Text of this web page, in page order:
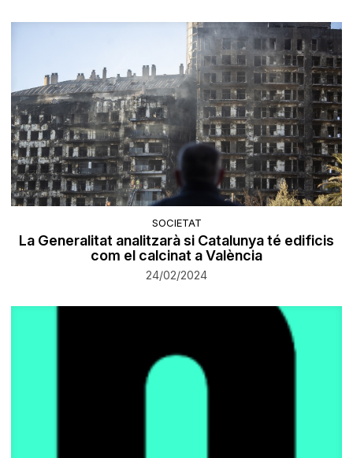
SOCIETAT
La Generalitat analitzarà si Catalunya té edificis
com el calcinat a València
24/02/2024